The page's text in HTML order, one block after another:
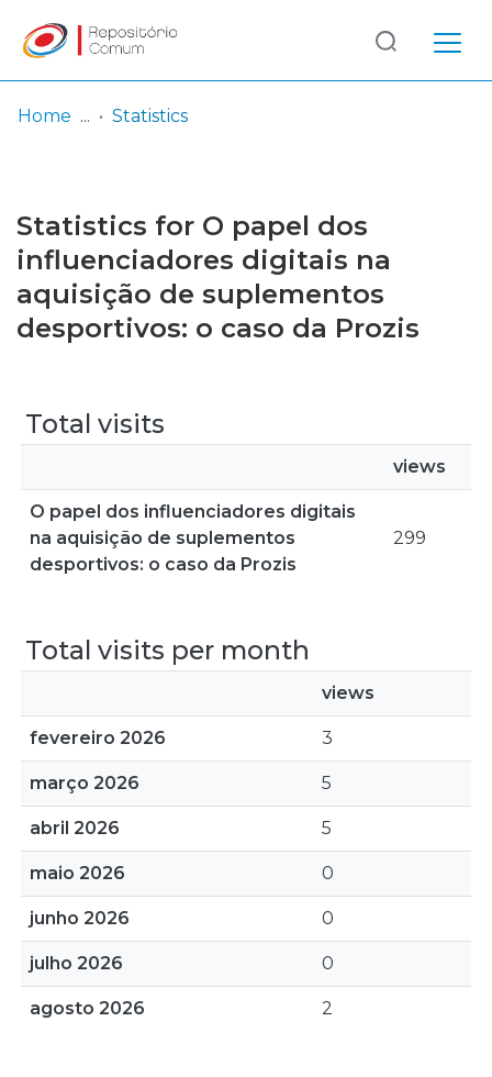
Browse repository
Entities
Log
In
(current)
Home Statistics
Statistics for O papel dos
influenciadores digitais na
aquisição de suplementos
desportivos: o caso da Prozis
Total visits
views
O papel dos influenciadores digitais
na aquisição de suplementos
desportivos: o caso da Prozis
299
Total visits per month
views
fevereiro 2026 3
março 2026 5
abril 2026 5
maio 2026 0
junho 2026 0
julho 2026 0
agosto 2026 2